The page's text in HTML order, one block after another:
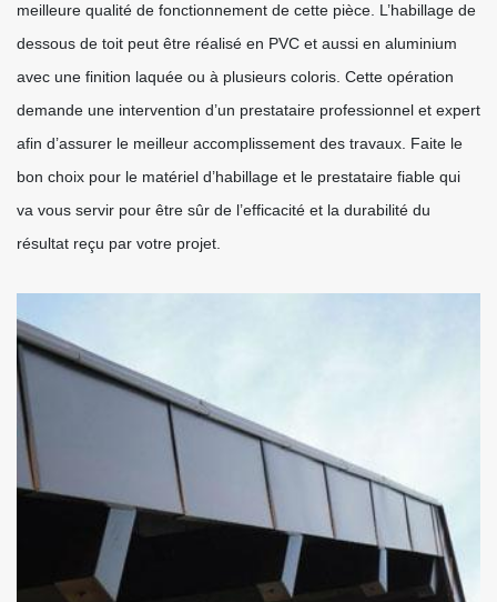
meilleure qualité de fonctionnement de cette pièce. L’habillage de
dessous de toit peut être réalisé en PVC et aussi en aluminium
avec une finition laquée ou à plusieurs coloris. Cette opération
demande une intervention d’un prestataire professionnel et expert
afin d’assurer le meilleur accomplissement des travaux. Faite le
bon choix pour le matériel d’habillage et le prestataire fiable qui
va vous servir pour être sûr de l’efficacité et la durabilité du
résultat reçu par votre projet.